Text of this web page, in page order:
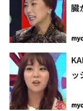
臓
ッ